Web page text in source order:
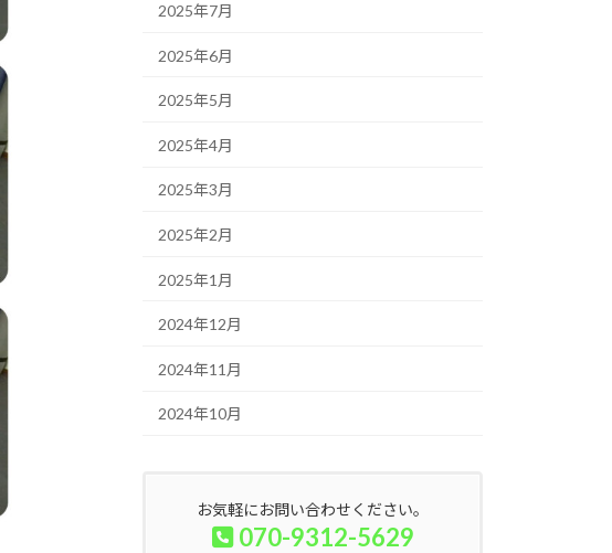
2025年7月
2025年6月
2025年5月
2025年4月
2025年3月
2025年2月
2025年1月
2024年12月
2024年11月
2024年10月
お気軽にお問い合わせください。
070-9312-5629